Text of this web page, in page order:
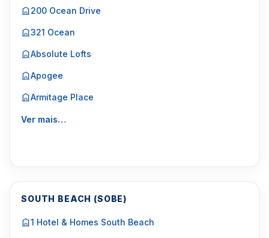
200 Ocean Drive
321 Ocean
Absolute Lofts
Apogee
Armitage Place
Ver mais…
SOUTH BEACH (SOBE)
1 Hotel & Homes South Beach